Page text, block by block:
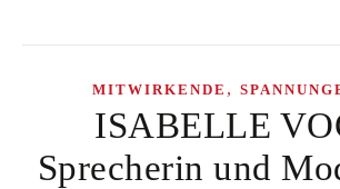
MITWIRKENDE ,
ISABELLE
Sprecherin und